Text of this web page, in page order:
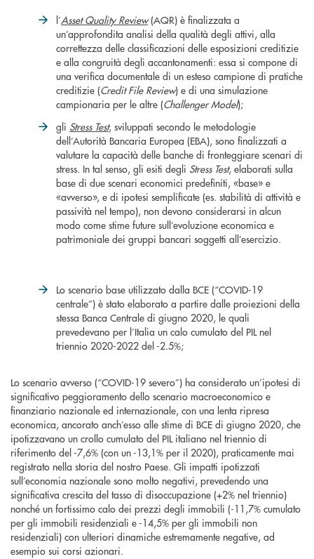
l’Asset Quality Review(AQR) è finalizzata a
un’approfondita analisi della qualità degli attivi, alla
correttezza delle classificazioni delle esposizioni creditizie
e alla congruità degli accantonamenti: essa si compone di
una verifica documentale di un esteso campione di pratiche
creditizie (Credit File Review) e di una simulazione
campionaria per le altre (Challenger Model);
gli Stress Test, sviluppati secondo le metodologie
dell’Autorità Bancaria Europea (EBA), sono finalizzati a
valutare la capacità delle banche di fronteggiare scenari di
stress. In tal senso, gli esiti degli Stress Test, elaborati sulla
base di due scenari economici predefiniti, «base» e
«avverso», e di ipotesi semplificate (es. stabilità di attività e
passività nel tempo), non devono considerarsi in alcun
modo come stime future sull’evoluzione economica e
patrimoniale dei gruppi bancari soggetti all’esercizio.
Lo scenario base utilizzato dalla BCE (“COVID-19
centrale”) è stato elaborato a partire dalle proiezioni della
stessa Banca Centrale di giugno 2020, le quali
prevedevano per l’Italia un calo cumulato del PIL nel
triennio 2020-2022 del -2.5%;
Lo scenario avverso (“COVID-19 severo”) ha considerato un’ipotesi di
significativo peggioramento dello scenario macroeconomico e
finanziario nazionale ed internazionale, con una lenta ripresa
economica, ancorato anch’esso alle stime di BCE di giugno 2020, che
ipotizzavano un crollo cumulato del PIL italiano nel triennio di
riferimento del -7,6% (con un -13,1% per il 2020), praticamente mai
registrato nella storia del nostro Paese. Gli impatti ipotizzati
sull’economia nazionale sono molto negativi, prevedendo una
significativa crescita del tasso di disoccupazione (+2% nel triennio)
nonché un fortissimo calo dei prezzi degli immobili (-11,7% cumulato
per gli immobili residenziali e -14,5% per gli immobili non
residenziali) con ulteriori dinamiche estremamente negative, ad
esempio sui corsi azionari.